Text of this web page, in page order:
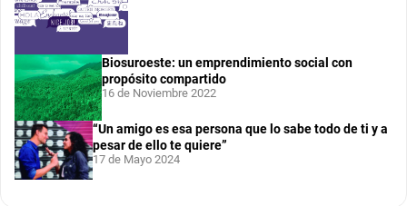
Biosuroeste: un emprendimiento social con
propósito compartido
16 de Noviembre 2022
“Un amigo es esa persona que lo sabe todo de ti y a
pesar de ello te quiere”
17 de Mayo 2024